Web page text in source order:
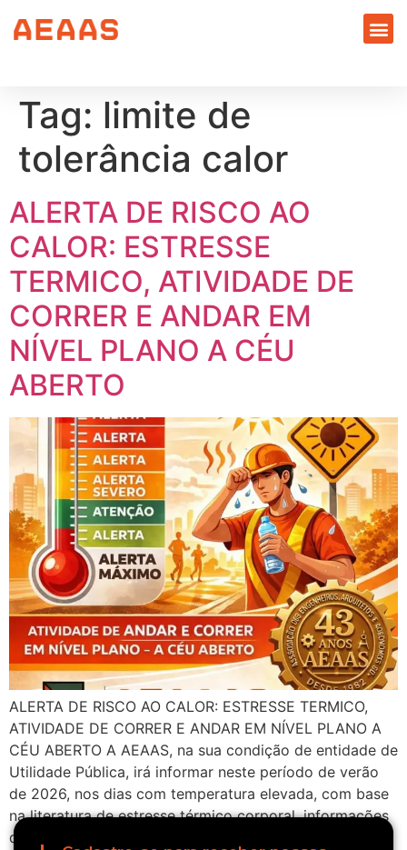
Tag: limite de
tolerância calor
ALERTA DE RISCO AO
CALOR: ESTRESSE
TERMICO, ATIVIDADE DE
CORRER E ANDAR EM
NÍVEL PLANO A CÉU
ABERTO
ALERTA DE RISCO AO CALOR: ESTRESSE TERMICO,
ATIVIDADE DE CORRER E ANDAR EM NÍVEL PLANO A
CÉU ABERTO A AEAAS, na sua condição de entidade de
Utilidade Pública, irá informar neste período de verão
de 2026, nos dias com temperatura elevada, com base
na literatura de estresse térmico corporal, informações
de referência para pessoas que […]